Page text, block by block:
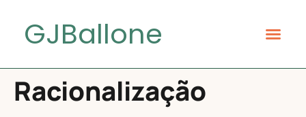
GJBallone
Racionalização